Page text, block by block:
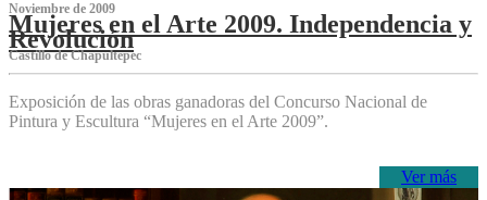
Noviembre de 2009
Mujeres en el Arte 2009. Independencia y
Revolución
Castillo de Chapultepec
Exposición de las obras ganadoras del Concurso Nacional de
Pintura y Escultura “Mujeres en el Arte 2009”.
Ver más